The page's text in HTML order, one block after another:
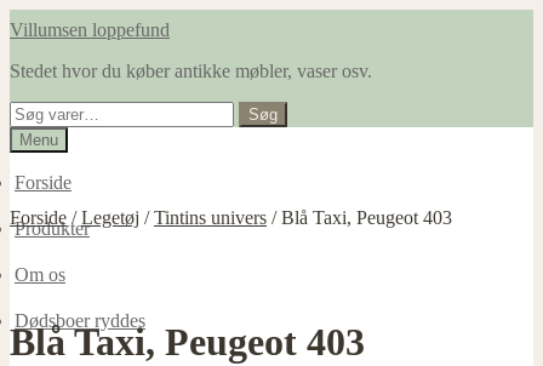
Spring
navigation
Spring
indhold
Villumsen loppefund
Stedet hvor du køber antikke møbler, vaser osv.
Søg
efter:
Søg
Menu
Forside
Produkter
Om os
Dødsboer ryddes
Forside /Legetøj /Tintins univers /Blå Taxi, Peugeot 403
Blå Taxi, Peugeot 403